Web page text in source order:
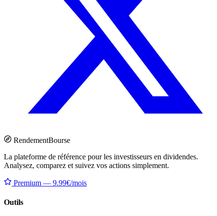
RendementBourse
La plateforme de référence pour les investisseurs en dividendes.
Analysez, comparez et suivez vos actions simplement.
Premium — 9.99€/mois
Outils